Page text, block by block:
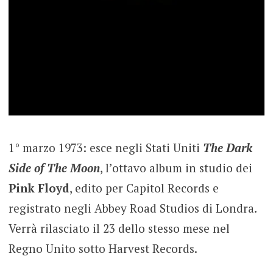
1° marzo 1973: esce negli Stati Uniti The Dark
Side of The Moon, l’ottavo album in studio dei
Pink Floyd, edito per Capitol Records e
registrato negli Abbey Road Studios di Londra.
Verrà rilasciato il 23 dello stesso mese nel
Regno Unito sotto Harvest Records.